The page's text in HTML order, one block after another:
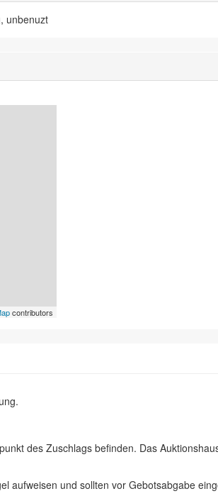
unbenuzt
contributors
des Zuschlags befinden. Das
aufweisen und sollten vor Gebotsabgabe